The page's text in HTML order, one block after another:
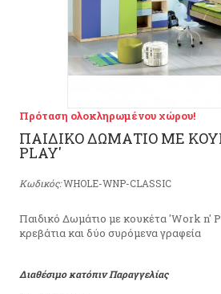
Πρόταση ολοκληρωμένου χώρου!
ΠΑΙΔΙΚΟ ΔΩΜΑΤΙΟ ΜΕ
PLAY'
Κωδικός:WHOLE-WNP-CLASSIC
Παιδικό Δωμάτιο με κουκέτα 'Work n'
κρεβάτια και δύο συρόμενα γραφεία
Διαθέσιμο κατόπιν Παραγγελίας